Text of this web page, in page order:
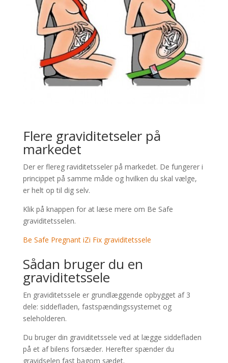
Flere graviditetseler på
markedet
Der er flereg raviditetsseler på markedet. De fungerer i
princippet på samme måde og hvilken du skal vælge,
er helt op til dig selv.
Klik på knappen for at læse mere om Be Safe
graviditetsselen.
Be Safe Pregnant iZi Fix graviditetssele
Sådan bruger du en
graviditetssele
En graviditetssele er grundlæggende opbygget af 3
dele: siddefladen, fastspændingssystemet og
seleholderen.
Du bruger din graviditetssele ved at lægge siddefladen
på et af bilens forsæder. Herefter spænder du
gravidselen fast bagom sædet.